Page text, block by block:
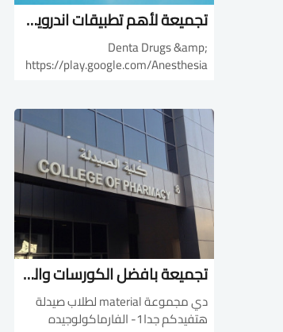
تجميعة لأهم تطبيقات اندرويد طب أسنان
Denta Drugs &amp;
Anesthesia‏https://play.google.com/
لأطباء الأسنان وطلاب طب الأسنان في
جميع أنحاء العالم، حيث يتيح لهم الاطلاع
عل...
تجميعة بافضل الكورسات والماتريال لطلاب صيدلة
دي مجموعة material لطلاب صيدلة
هتفيدكم جدا1- الفارماكولوجيده